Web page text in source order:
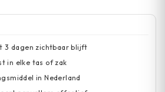
3 dagen zichtbaar blijft
in elke tas of zak
in Nederland